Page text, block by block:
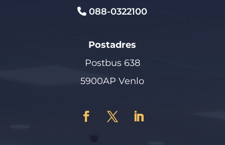
088-0322100
Postadres
Postbus 638
5900AP Venlo